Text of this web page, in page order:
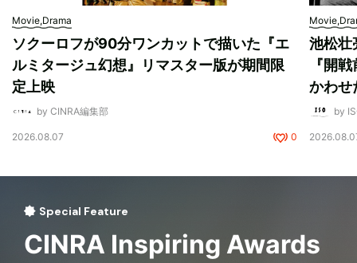
Movie,Drama
ソクーロフが90分ワンカットで描いた『エ
ルミタージュ幻想』リマスター版が期間限
定上映
by CINRA編集部
2026.08.07 0
池松壮
『開
かわせ
by
Special Feature
CINRA Inspiring Awards